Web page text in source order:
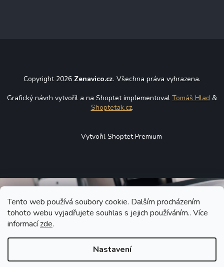
Tento web používá soubory cookie. Dalším procházením
tohoto webu vyjadřujete souhlas s jejich používáním.. Více
informacízde.
Nastavení
Copyright 2026 Zenavico.cz. Všechna práva vyhrazena.
Grafický návrh vytvořil a na Shoptet implementoval Tomáš Hlad &
Shoptetak.cz.
Vytvořil Shoptet Premium